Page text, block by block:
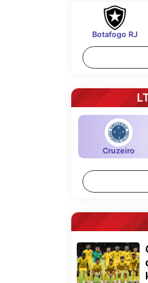
Botafogo RJ
Cruzeiro